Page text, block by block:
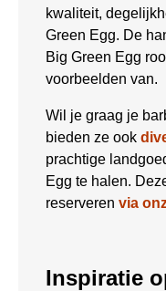
kwaliteit,
Green Egg. De
Big Green Egg
voorbeelden van.
Wil je graag je
bieden ze ook
prachtige
Egg te halen.
reserveren via
Inspiratie